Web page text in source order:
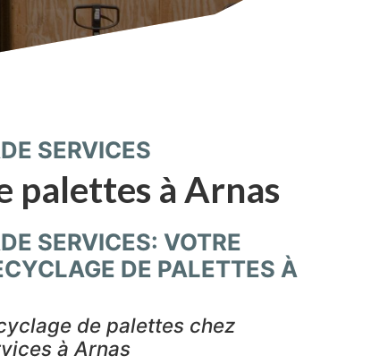
SERVICES
palettes à Arnas
SERVICES: VOTRE
DE PALETTES À
de palettes chez
à Arnas